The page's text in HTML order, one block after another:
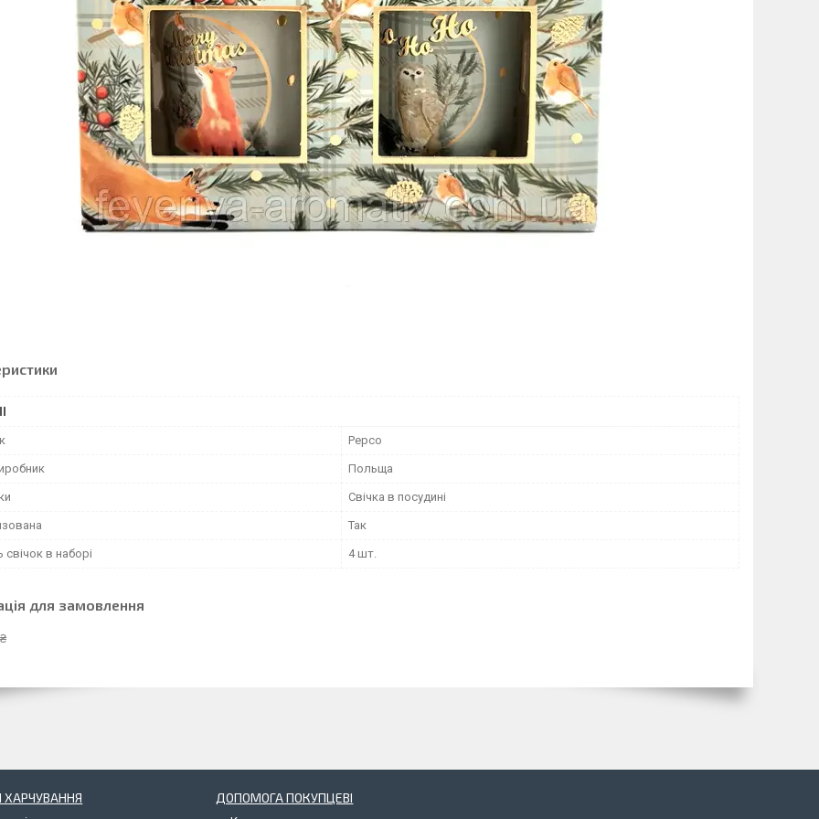
Pepco
Польща
Свічка в посудині
Так
свічок в наборі 4 шт.
для замовлення
ДОПОМОГА ПОКУПЦЕВІ